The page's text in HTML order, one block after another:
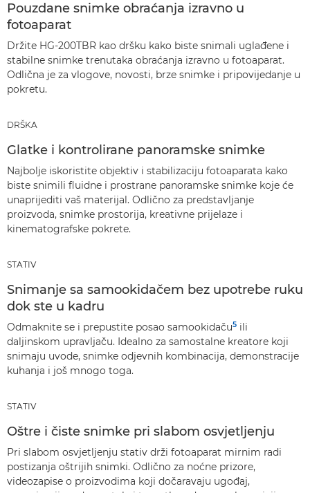
Pouzdane snimke obraćanja izravno u
fotoaparat
Držite HG-200TBR kao dršku kako biste snimali uglađene i
stabilne snimke trenutaka obraćanja izravno u fotoaparat.
Odlična je za vlogove, novosti, brze snimke i pripovijedanje u
pokretu.
DRŠKA
Glatke i kontrolirane panoramske snimke
Najbolje iskoristite objektiv i stabilizaciju fotoaparata kako
biste snimili fluidne i prostrane panoramske snimke koje će
unaprijediti vaš materijal. Odlično za predstavljanje
proizvoda, snimke prostorija, kreativne prijelaze i
kinematografske pokrete.
STATIV
Snimanje sa samookidačem bez upotrebe ruku
dok ste u kadru
Odmaknite se i prepustite posao samookidaču5 ili
daljinskom upravljaču. Idealno za samostalne kreatore koji
snimaju uvode, snimke odjevnih kombinacija, demonstracije
kuhanja i još mnogo toga.
STATIV
Oštre i čiste snimke pri slabom osvjetljenju
Pri slabom osvjetljenju stativ drži fotoaparat mirnim radi
postizanja oštrijih snimki. Odlično za noćne prizore,
videozapise o proizvodima koji dočaravaju ugođaj,